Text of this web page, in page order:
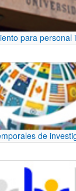
para personal
de